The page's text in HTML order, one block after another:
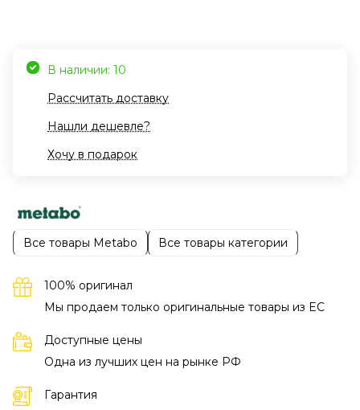
В наличии: 10
Рассчитать доставку
Нашли дешевле?
Хочу в подарок
Все товары Metabo Все товары категории
100% оригинал
Мы продаем только оригинальные товары из EC
Доступные цены
Одна из лучших цен на рынке РФ
Гарантия